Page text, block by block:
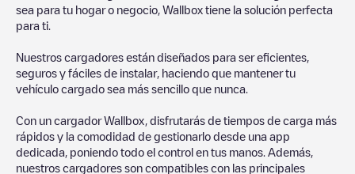
sea para tu hogar o negocio, Wallbox tiene la solución perfecta
para ti.
Nuestros cargadores están diseñados para ser eficientes,
seguros y fáciles de instalar, haciendo que mantener tu
vehículo cargado sea más sencillo que nunca.
Con un cargador Wallbox, disfrutarás de tiempos de carga más
rápidos y la comodidad de gestionarlo desde una app
dedicada, poniendo todo el control en tus manos. Además,
nuestros cargadores son compatibles con las principales